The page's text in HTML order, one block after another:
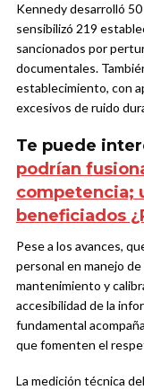
Kennedy desarrolló
sensibilizó 219
sancionados por
documentales.
establecimiento, con
excesivos de ruido
Te puede
podrían
competencia;
beneficiados
Pese a los avances,
personal en manejo
mantenimiento y
accesibilidad de la
fundamental
que fomenten el
La medición técnica